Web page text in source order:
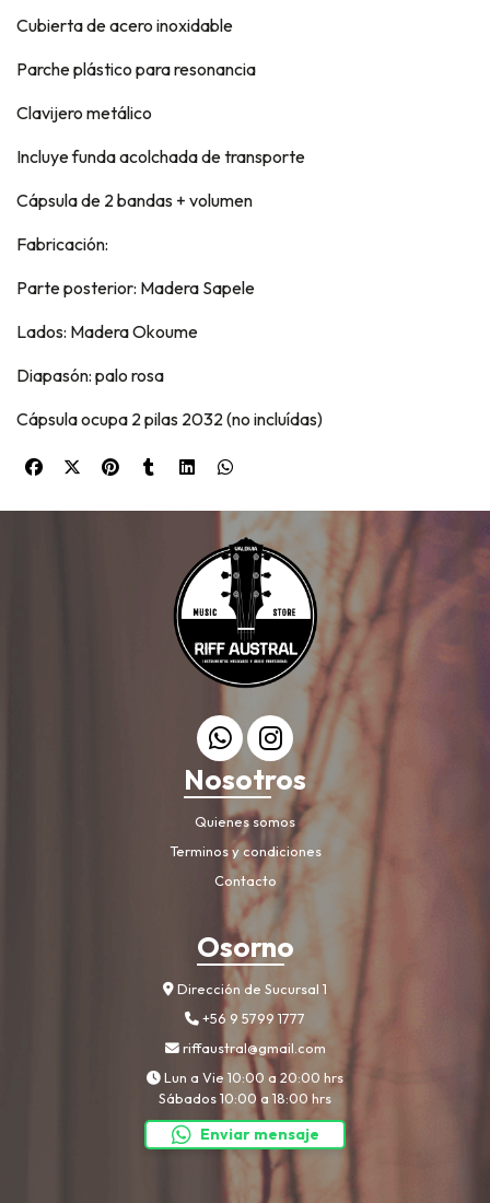
Cubierta de acero inoxidable
Parche plástico para resonancia
Clavijero metálico
Incluye funda acolchada de transporte
Cápsula de 2 bandas + volumen
Fabricación:
Parte posterior: Madera Sapele
Lados: Madera Okoume
Diapasón: palo rosa
Cápsula ocupa 2 pilas 2032 (no incluídas)
Nosotros
Quienes somos
Terminos y condiciones
Contacto
Osorno
Dirección de Sucursal 1
+56 9 5799 1777
riffaustral@gmail.com
Lun a Vie 10:00 a 20:00 hrs
Sábados 10:00 a 18:00 hrs
Enviar mensaje